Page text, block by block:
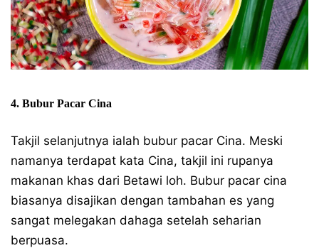
4. Bubur Pacar Cina
Takjil selanjutnya ialah bubur pacar Cina. Meski
namanya terdapat kata Cina, takjil ini rupanya
makanan khas dari Betawi loh. Bubur pacar cina
biasanya disajikan dengan tambahan es yang
sangat melegakan dahaga setelah seharian
berpuasa.